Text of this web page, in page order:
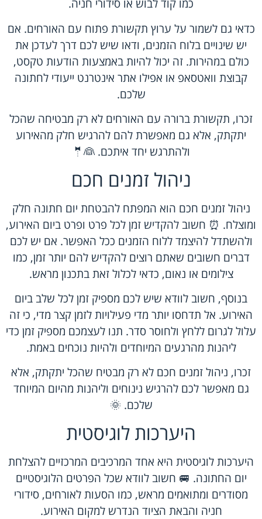
כמו קוד לבוש או סידורי חניה.
כדאי גם לשמור על ערוץ תקשורת פתוח עם האורחים. אם
יש שינויים בלוח הזמנים, ודאו שיש לכם דרך לעדכן את
כולם במהירות. זה יכול להיות באמצעות הודעות טקסט,
קבוצת וואטסאפ או אפילו אתר אינטרנט ייעודי לחתונה
שלכם.
זכרו, תקשורת ברורה עם האורחים לא רק מבטיחה שהכל
יתקתק, אלא גם מאפשרת להם להרגיש חלק מהאירוע
ולהתרגש יחד איתכם. 👰🤵
ניהול זמנים חכם
ניהול זמנים חכם הוא המפתח להבטחת יום חתונה חלק
ומוצלח. ⏰ חשוב להקדיש זמן לכל פרט ופרט ביום האירוע,
ולהשתדל להיצמד ללוח הזמנים ככל האפשר. אם יש לכם
דברים חשובים שאתם רוצים להקדיש להם יותר זמן, כמו
צילומים או נאום, כדאי לכלול זאת בתכנון מראש.
בנוסף, חשוב לוודא שיש לכם מספיק זמן לכל שלב ביום
האירוע. אל תדחסו יותר מדי פעילויות לזמן קצר מדי, כי זה
עלול לגרום ללחץ ולחוסר סדר. תנו לעצמכם מספיק זמן כדי
ליהנות מהרגעים המיוחדים ולהיות נוכחים באמת.
זכרו, ניהול זמנים חכם לא רק מבטיח שהכל יתקתק, אלא
גם מאפשר לכם להרגיש נינוחים וליהנות מהיום המיוחד
שלכם. 🌞
היערכות לוגיסטית
היערכות לוגיסטית היא אחד המרכיבים המרכזיים להצלחת
יום החתונה. 🚐 חשוב לוודא שכל הפרטים הלוגיסטיים
מסודרים ומתואמים מראש, כמו הסעות לאורחים, סידורי
חניה והבאת הציוד הנדרש למקום האירוע.